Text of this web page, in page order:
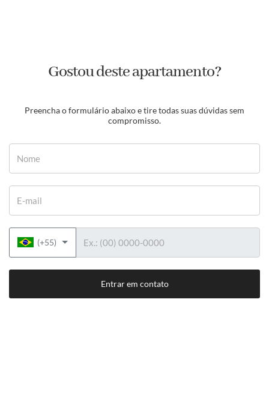
Gostou deste apartamento?
Preencha o formulário abaixo e tire todas suas dúvidas sem
compromisso.
(+55)
Entrar em contato